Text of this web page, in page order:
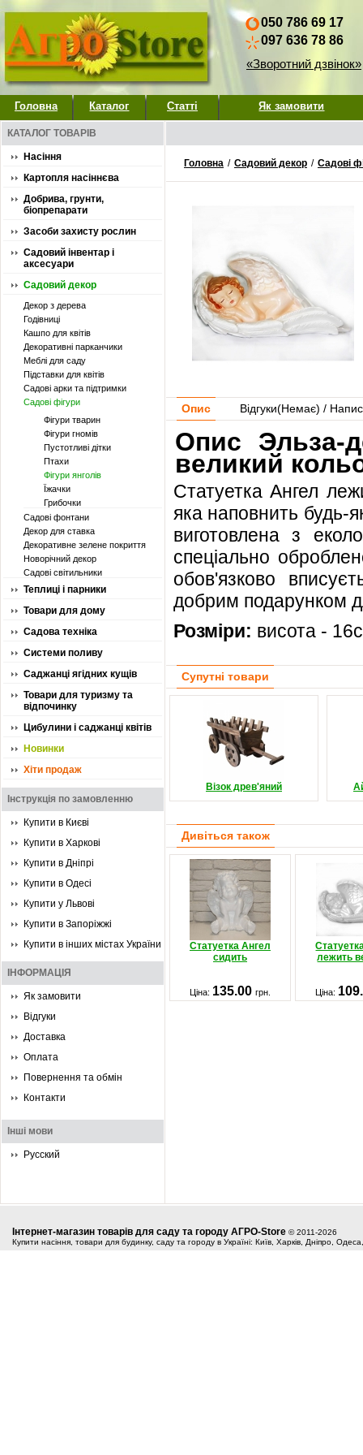
050 786 69 17
097 636 78 86
«Зворотний дзвінок»
Головна Каталог Статті Як замовити
КАТАЛОГ ТОВАРІВ
Насіння
Картопля насіннєва
Добрива, грунти,
біопрепарати
Засоби захисту рослин
Садовий інвентар і
аксесуари
Садовий декор
Декор з дерева
Годівниці
Кашпо для квітів
Декоративні парканчики
Меблі для саду
Підставки для квітів
Садові арки та підтримки
Садові фігури
Фігури тварин
Фігури гномів
Пустотливі дітки
Птахи
Фігури янголів
Їжачки
Грибочки
Садові фонтани
Декор для ставка
Декоративне зелене покриття
Новорічний декор
Садові світильники
Теплиці і парники
Товари для дому
Садова техніка
Системи поливу
Саджанці ягідних кущів
Товари для туризму та
відпочинку
Цибулини і саджанці квітів
Новинки
Хіти продаж
Інструкція по замовленню
Купити в Києві
Купити в Харкові
Купити в Дніпрі
Купити в Одесі
Купити у Львові
Купити в Запоріжжі
Купити в інших містах України
ІНФОРМАЦІЯ
Як замовити
Відгуки
Доставка
Оплата
Повернення та обмін
Контакти
Інші мови
Русский
Головна / Садовий декор / Садові
Опис Відгуки(Немає) /
Опис Эльза-
великий
Статуетка Ангел
яка наповнить будь-
виготовлена з
спеціально
обов'язково
добрим подарунком
Розміри: висота -
Супутні товари
Візок древ'яний
Дивіться також
Статуетка Ангел
сидить
лежить
Ціна: 135.00 грн. Ціна:
Інтернет-магазин товарів для саду та городу АГРО-Store © 2011-2026
Купити насіння, товари для будинку, саду та городу в Україні: Київ, Харків, Дніпро,